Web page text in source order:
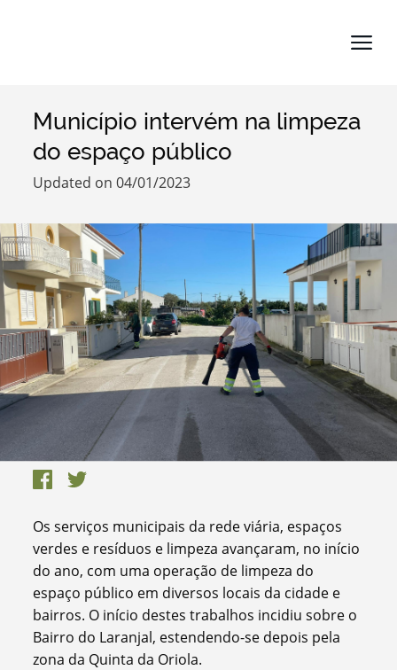
Search term
Categories
Filters
Município intervém na limpeza
do espaço público
Updated on 04/01/2023
Os serviços municipais da rede viária, espaços
verdes e resíduos e limpeza avançaram, no início
do ano, com uma operação de limpeza do
espaço público em diversos locais da cidade e
bairros. O início destes trabalhos incidiu sobre o
Bairro do Laranjal, estendendo-se depois pela
zona da Quinta da Oriola.